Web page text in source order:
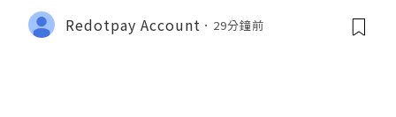
Redotpay Account 29分鐘前